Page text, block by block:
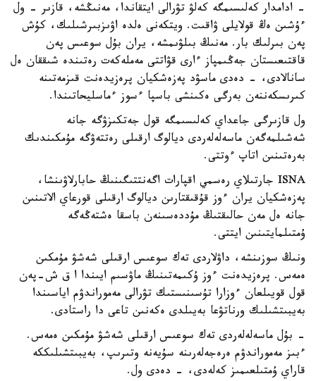
- ادامدار كەلىسىمگە كەلۋ تۋرالى ايتقاندا، مەنىڭشە، قازىر - ول
ءۇشىن ەڭ قولايلى ۋاقىت. ويتكەنى ەلدە اۋىزبىرشىلىك، كۇش
پەن بىرلىك بار. مەنىڭ بىلۋىمشە، يران بۇل سوعىس پەن
قاقتىعىستان جەڭىمپاز ءارى قۋاتتى مەملەكەت رەتىندە شىققان ەل
سانالادى، - دەدى ماسۋد پەزەشكيان پرەزيدەنت قىزمەتىنە
كىرىسكەننەن بەرگى ەكىنشى باسپا ءسوز ءماسليحاتىندا.
ول قازىرگى جاعداي كەلىسىمگە قول جەتكىزۋگە جانە
شەشىلمەگەن ماسەلەلەردى ديالوگ ارقىلى رەتتەۋگە مۇمكىندىك
بەرەتىنىن اتاپ ءوتتى.
ISNA جارتىلاي رەسمي اقپارات اگەنتتىگىنىڭ حابارلاۋىنشا،
پەزەشكيان يران ءوز قۇقىقتارىن ديالوگ ارقىلى قورعاي الاتىنىن
جانە ەل مەن حالىقتىڭ مۇددەسىنەن باسقا ەشتەڭەگە
ۇمتىلمايتىنىن ايتتى.
ونىڭ سوزىنشە، داۋلاردى تەك سوعىس ارقىلى شەشۋ مۇمكىن
ەمەس. پرەزيدەنت ءوز ۇكىمەتىنىڭ ماۋسىم ايىندا ا ق ش-پەن
قول قويىلعان ءوزارا تۇسىنىستىك تۋرالى مەموراندۋم اياسىندا
بەيبىتشىلىك ورناتۋعا بەيىلدى ەكەنىن تاعى دا راستادى.
- بۇل ماسەلەلەردى تەك سوعىس ارقىلى شەشۋ مۇمكىن ەمەس.
ءبىز مەموراندۋم ەرەجەلەرىنە سۇيەنە وتىرىپ، بەيبىتشىلىككە
قاراي ۇمتىلعىمىز كەلەدى، - دەدى ول.